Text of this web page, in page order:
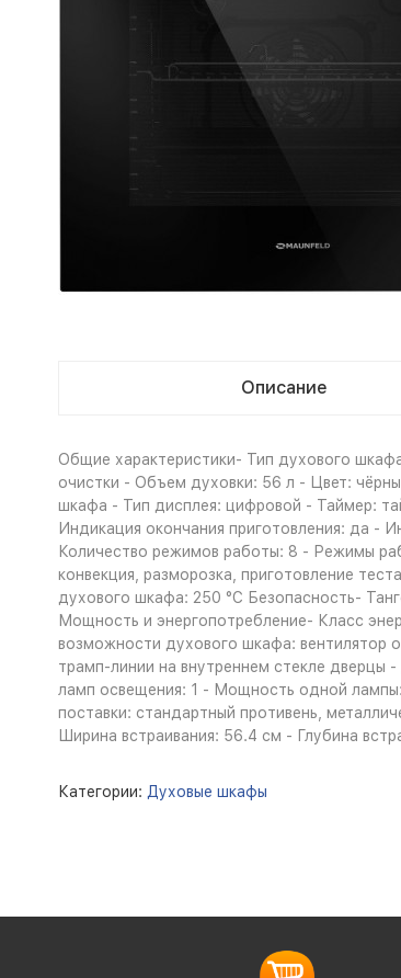
Описание
Общие характеристики- Тип духового
очистки - Объем духовки: 56 л - Цвет:
шкафа - Тип дисплея: цифровой - Таймер:
Индикация окончания приготовления: да -
Количество режимов работы: 8 - Режимы
конвекция, разморозка, приготовление
духового шкафа: 250 °С Безопасность-
Мощность и энергопотребление- Класс
возможности духового шкафа: вентилятор
трамп-линии на внутреннем стекле дверцы
ламп освещения: 1 - Мощность одной
поставки: стандартный противень,
Ширина встраивания: 56.4 см - Глубина
Категории: Духовые шкафы